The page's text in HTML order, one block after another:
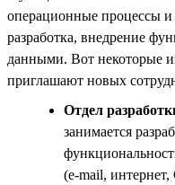
операционные процессы
разработка, внедрение
данными. Вот некоторые
приглашают новых
Отдел
занимается
(e-mail,